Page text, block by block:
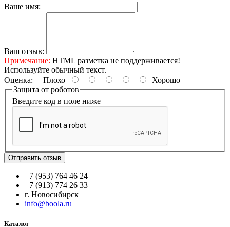
Ваше имя:
Ваш отзыв:
Примечание: HTML разметка не поддерживается!
Используйте обычный текст.
Оценка: Плохо
Хорошо
Защита от роботов
Введите код в поле ниже
Отправить отзыв
+7 (953) 764 46 24
+7 (913) 774 26 33
г. Новосибирск
info@boola.ru
Каталог